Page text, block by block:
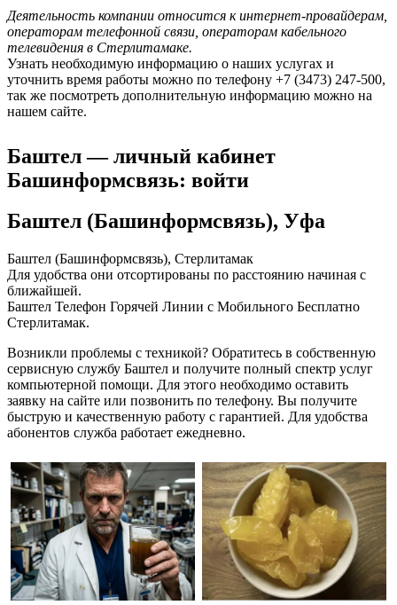
Деятельность компании относится к интернет-провайдерам,
операторам телефонной связи, операторам кабельного
телевидения в Стерлитамаке.
Узнать необходимую информацию о наших услугах и
уточнить время работы можно по телефону +7 (3473) 247-500,
так же посмотреть дополнительную информацию можно на
нашем сайте.
Баштел — личный кабинет
Башинформсвязь: войти
Баштел (Башинформсвязь), Уфа
Баштел (Башинформсвязь), Стерлитамак
Для удобства они отсортированы по расстоянию начиная с
ближайшей.
Баштел Телефон Горячей Линии с Мобильного Бесплатно
Стерлитамак.
Возникли проблемы с техникой? Обратитесь в собственную
сервисную службу Баштел и получите полный спектр услуг
компьютерной помощи. Для этого необходимо оставить
заявку на сайте или позвонить по телефону. Вы получите
быструю и качественную работу с гарантией. Для удобства
абонентов служба работает ежедневно.